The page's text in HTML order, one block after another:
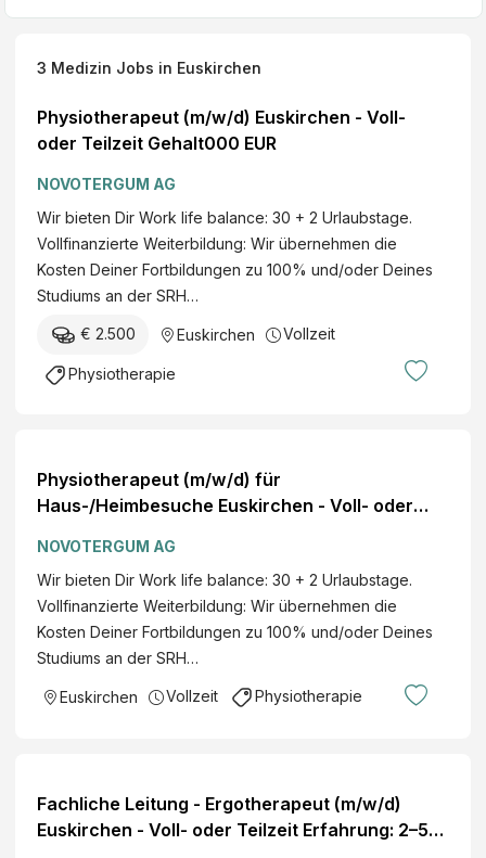
3 Medizin Jobs in Euskirchen
Physiotherapeut (m/w/d) Euskirchen - Voll-
oder Teilzeit Gehalt000 EUR
NOVOTERGUM AG
Wir bieten Dir Work life balance: 30 + 2 Urlaubstage.
Vollfinanzierte Weiterbildung: Wir übernehmen die
Kosten Deiner Fortbildungen zu 100% und/oder Deines
Studiums an der SRH…
€ 2.500 Euskirchen Vollzeit
Physiotherapie
Physiotherapeut (m/w/d) für
Haus-/Heimbesuche Euskirchen - Voll- oder
NOVOTERGUM AG
Wir bieten Dir Work life balance: 30 + 2 Urlaubstage.
Vollfinanzierte Weiterbildung: Wir übernehmen die
Kosten Deiner Fortbildungen zu 100% und/oder Deines
Studiums an der SRH…
Euskirchen Vollzeit Physiotherapie
Fachliche Leitung - Ergotherapeut (m/w/d)
Euskirchen - Voll- oder Teilzeit Erfahrung: 2–5